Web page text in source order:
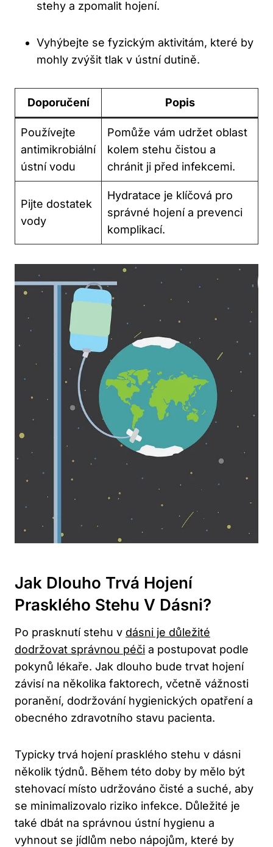
stehy a zpomalit hojení.
Vyhýbejte se fyzickým aktivitám, které by
mohly zvýšit tlak v ústní dutině.
Doporučení Popis
Používejte
antimikrobiální
ústní vodu
Pomůže vám udržet oblast
kolem stehu čistou a
chránit ji před infekcemi.
Pijte dostatek
vody
Hydratace je klíčová pro
správné hojení a prevenci
komplikací.
Jak Dlouho Trvá Hojení
Prasklého Stehu V Dásni?
Po prasknutí stehu v dásni je důležité
dodržovat správnou péči a postupovat podle
pokynů lékaře. Jak dlouho bude trvat hojení
závisí na několika faktorech, včetně vážnosti
poranění, dodržování hygienických opatření a
obecného zdravotního stavu pacienta.
Typicky trvá hojení prasklého stehu v dásni
několik týdnů. Během této doby by mělo být
stehovací místo udržováno čisté a suché, aby
se minimalizovalo riziko infekce. Důležité je
také dbát na správnou ústní hygienu a
vyhnout se jídlům nebo nápojům, které by